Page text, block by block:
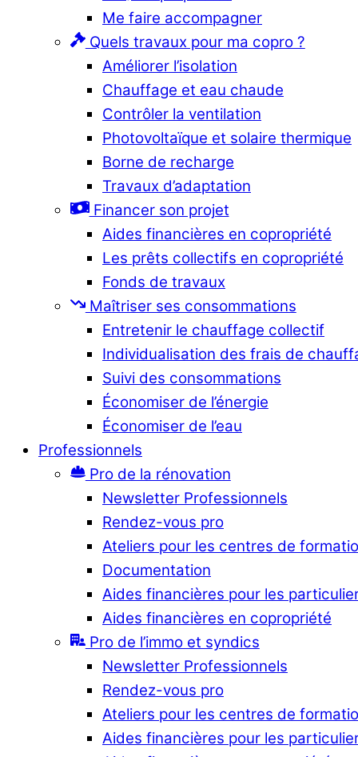
Me faire accompagner
Quels travaux pour ma copro ?
Améliorer l’isolation
Chauffage et eau chaude
Contrôler la ventilation
Photovoltaïque et solaire thermique
Borne de recharge
Travaux d’adaptation
Financer son projet
Aides financières en copropriété
Les prêts collectifs en copropriété
Fonds de travaux
Maîtriser ses consommations
Entretenir le chauffage collectif
Individualisation des frais de
Suivi des consommations
Économiser de l’énergie
Économiser de l’eau
Professionnels
Pro de la rénovation
Newsletter Professionnels
Rendez-vous pro
Ateliers pour les centres de
Documentation
Aides financières pour les
Aides financières en copropriété
Pro de l’immo et syndics
Newsletter Professionnels
Rendez-vous pro
Ateliers pour les centres de
Aides financières pour les